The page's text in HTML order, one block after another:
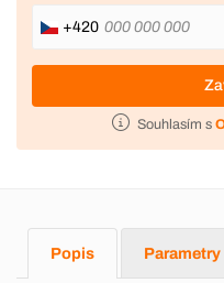
+420
Souhlasím s
Popis Parametry